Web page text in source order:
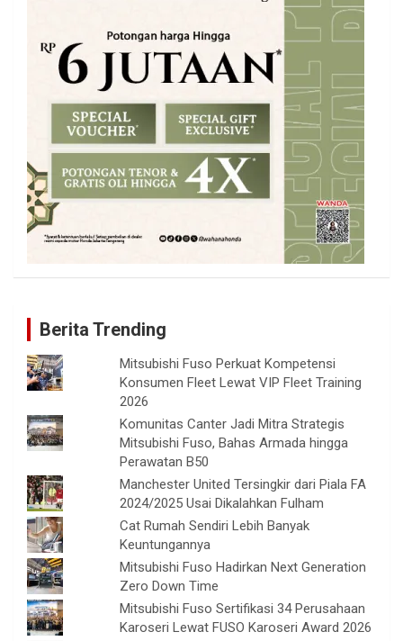
Berita Trending
Mitsubishi Fuso Perkuat Kompetensi
Konsumen Fleet Lewat VIP Fleet Training
2026
Komunitas Canter Jadi Mitra Strategis
Mitsubishi Fuso, Bahas Armada hingga
Perawatan B50
Manchester United Tersingkir dari Piala FA
2024/2025 Usai Dikalahkan Fulham
Cat Rumah Sendiri Lebih Banyak
Keuntungannya
Mitsubishi Fuso Hadirkan Next Generation
Zero Down Time
Mitsubishi Fuso Sertifikasi 34 Perusahaan
Karoseri Lewat FUSO Karoseri Award 2026